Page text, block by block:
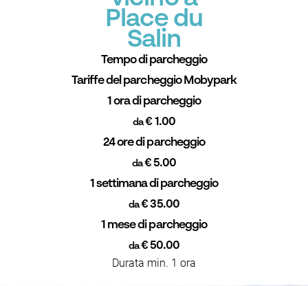
Place du
Salin
Tempo di parcheggio
Tariffe del parcheggio Mobypark
1 ora di parcheggio
da€ 1.00
24 ore di parcheggio
da€ 5.00
1 settimana di parcheggio
da€ 35.00
1 mese di parcheggio
da€ 50.00
Durata min. 1 ora